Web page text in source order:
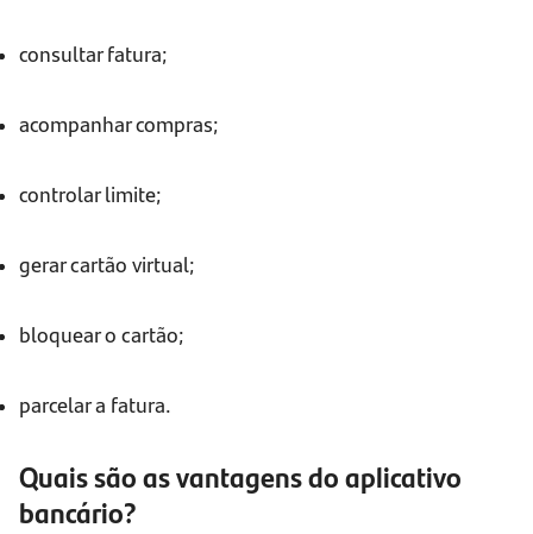
consultar fatura;
acompanhar compras;
controlar limite;
gerar cartão virtual;
bloquear o cartão;
parcelar a fatura.
Quais são as vantagens do aplicativo
bancário?